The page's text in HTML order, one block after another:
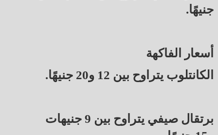
جنيهًا.
أسعار الفاكهة
الكانتلوب يتراوح بين 12 و20 جنيهًا.
برتقال صيفي يتراوح بين 9 جنيهات